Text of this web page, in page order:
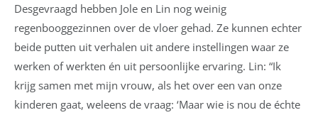
Desgevraagd hebben Jole en Lin nog weinig
regenbooggezinnen over de vloer gehad. Ze kunnen echter
beide putten uit verhalen uit andere instellingen waar ze
werken of werkten én uit persoonlijke ervaring. Lin: “Ik
krijg samen met mijn vrouw, als het over een van onze
kinderen gaat, weleens de vraag: ‘Maar wie is nou de échte